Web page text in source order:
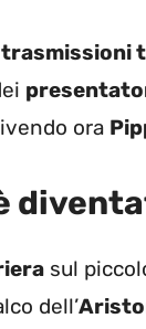
trasmissioni
ora
sul
dell’